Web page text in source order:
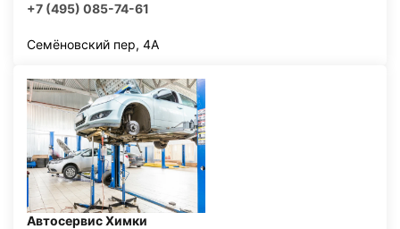
+7 (495) 085-74-61
Семёновский пер, 4А
Автосервис Химки